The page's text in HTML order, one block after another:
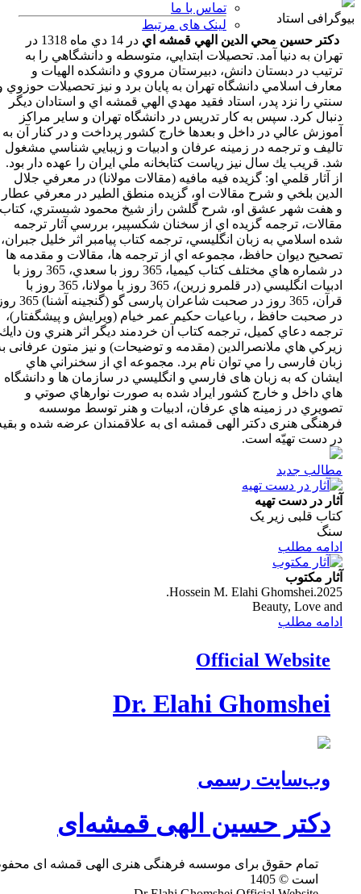
تماس با ما
لینک های مرتبط
استاد
حسين محي الدين الهي قمشه اي
در 14 دي ماه 1318 در
به دنيا آمد. تحصيلات ابتدايي،‏ متوسطه و دانشگاهي را به
در دبستان دانش، دبيرستان مروي و دانشكده الهيات و
اسلامي دانشگاه تهران به پایان برد و نيز تحصيلات حوزوي و
را نزد پدر،‏ استاد فقيد مهدي الهي قمشه اي و استادان ديگر
كرد. سپس به كار تدريس در دانشگاه تهران و ساير مراكز
عالي در داخل و بعدها خارج كشور پرداخت و در كنار آن به
و ترجمه در زمينه عرفان و ادبيات و زيبايي شناسي مشغول
يك سال نيز رياست كتابخانه ملي ايران را عهده دار بود.
قلمي او: گزيده فيه مافيه (مقالات مولانا) در معرفي جلال
بلخي و شرح مقالات او، گزيده منطق الطير در معرفي عطار
شهر عشق او، شرح گلشن راز شيخ محمود شبستري، كتاب
ترجمه گزيده اي از سخنان شکسپیر، بررسي آثار ترجمه
به زبان انگليسي، ترجمه كتاب پیامبر اثر خليل جبران،
ديوان حافظ، مجموعه اي از ترجمه ها، مقالات و مقدمه ها
در شماره هاي مختلف كتاب كيميا، 365 روز با سعدي، 365 روز با
ادبيات انگليسي (در قلمرو زرين)، 365 روز با مولانا، 365 روز با
قرآن، 365 روز در صحبت شاعران پارسی گو (گنجينه آشنا) 365 روز
حافظ ، رباعيات حكيم عمر خيام (ويرايش و پیشگفتار)،
دعاي كميل، ترجمه کتاب آن خردمند ديگر اثر هنري ون دايك،
هاي ملانصرالدين (مقدمه و توضيحات) و نیز متون عرفانی به
فارسی را مي توان نام برد. مجموعه اي از سخنراني هاي
كه به زبان های فارسي و انگليسي در سازمان ها و دانشگاه
و خارج كشور ايراد شده به صورت نوارهاي صوتي و
در زمينه هاي عرفان، ادبيات و هنر توسط موسسه
هنری دکتر الهی قمشه ای به علاقمندان عرضه شده و بقيه
تهيّه است.
جدید
در دست تهیه
قلبی زیر یک
مطلب
مکتوب
Hossein M. Elahi
Beauty,
مطلب
Official
Dr. Elahi
رسمی
حسین الهی قمشه‌ای
تمام حقوق برای موسسه فرهنگی هنری الهی قمشه ای محفوظ